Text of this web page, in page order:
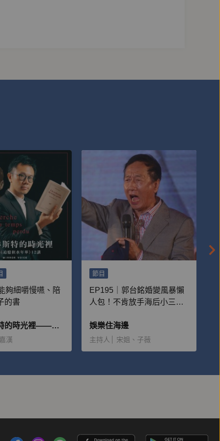
夠細嚼慢嚥、陪
的書
在普魯斯特的時光裡——朱嘉漢《追憶似水年華》12講
漢
節目
EP195｜郭台銘婚變風暴懶
人包！不肯放手海后小三
娛樂住海邊
主持人 宋姐、子薇